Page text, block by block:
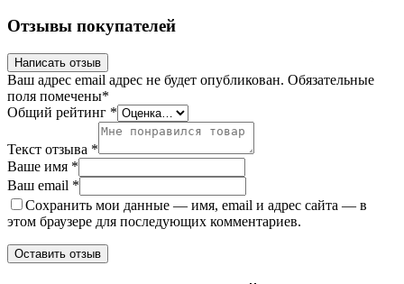
Отзывы покупателей
Написать отзыв
Ваш адрес email адрес не будет опубликован. Обязательные
поля помечены*
Общий рейтинг *
Текст отзыва *
Ваше имя *
Ваш email *
Сохранить мои данные — имя, email и адрес сайта — в
этом браузере для последующих комментариев.